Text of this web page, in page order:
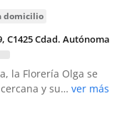
domicilio
C1425 Cdad. Autónoma
la Florería Olga se
y su… ver más